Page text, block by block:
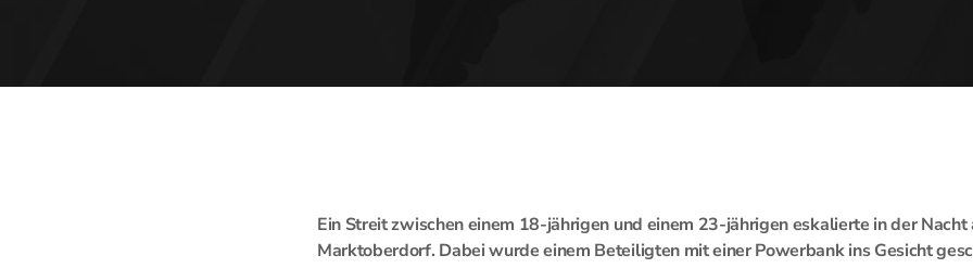
Ein Streit zwischen einem 18-jährigen und einem 23-jährigen eskalierte in der
Marktoberdorf. Dabei wurde einem Beteiligten mit einer Powerbank ins Gesicht